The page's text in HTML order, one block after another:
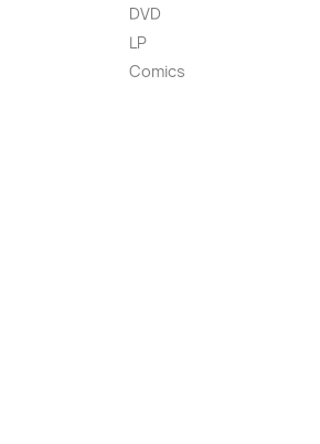
DVD
LP
Comics